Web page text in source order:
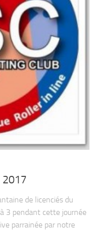
2017
de licenciés du
3 pendant cette journée
parrainée par notre